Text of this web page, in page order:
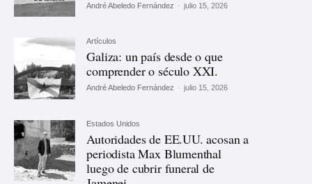
André Abeledo Fernández - julio 15, 2026
Artículos
Galiza: un país desde o que
comprender o século XXI.
André Abeledo Fernández - julio 15, 2026
Estados Unidos
Autoridades de EE.UU. acosan a
periodista Max Blumenthal
luego de cubrir funeral de